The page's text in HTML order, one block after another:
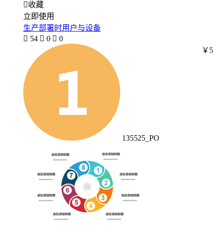
收藏
立即使用
生产部署时用户与设备
 54  0  0
135525_PO
￥5